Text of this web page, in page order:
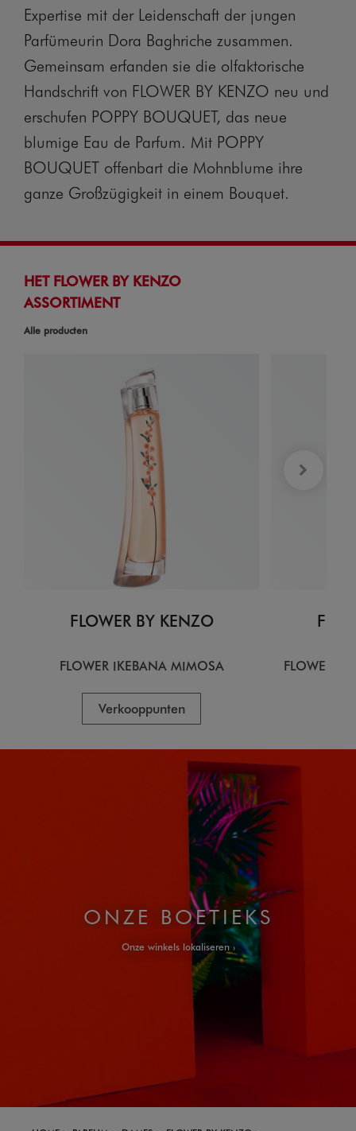
Expertise mit der Leidenschaft der jungen
Parfümeurin Dora Baghriche zusammen.
Gemeinsam erfanden sie die olfaktorische
Handschrift von FLOWER BY KENZO neu und
erschufen POPPY BOUQUET, das neue
blumige Eau de Parfum. Mit POPPY
BOUQUET offenbart die Mohnblume ihre
ganze Großzügigkeit in einem Bouquet.
HET FLOWER BY KENZO
ASSORTIMENT
Alle producten
FLOWER BY KENZO
FLOWER IKEBANA MIMOSA
Verkooppunten
FLOWER
ONZE BOETIEKS
Onze winkels lokaliseren